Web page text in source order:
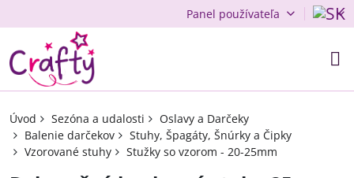
Panel používateľa
Úvod Sezóna a udalosti
Oslavy a Darčeky
Balenie darčekov
Stuhy, Špagáty, Šnúrky a Čipky
Vzorované stuhy
Stužky so vzorom - 20-25mm